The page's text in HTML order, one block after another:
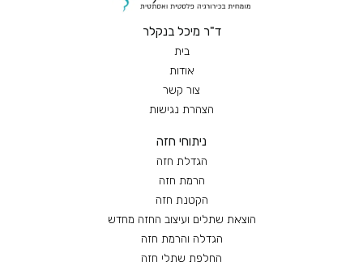
ד"ר מיכל בנקלר
בית
אודות
צור קשר
הצהרת נגישות
ניתוחי חזה
הגדלת חזה
הרמת חזה
הקטנת חזה
הוצאת שתלים ועיצוב החזה מחדש
הגדלה והרמת חזה
החלפת שתלי חזה